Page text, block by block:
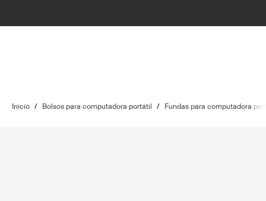
Inicio / Bolsos para computadora portátil / Fundas para computadora